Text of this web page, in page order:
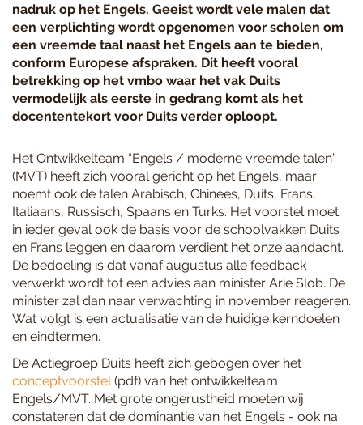
nadruk op het Engels. Geeist wordt vele malen dat
een verplichting wordt opgenomen voor scholen om
een vreemde taal naast het Engels aan te bieden,
conform Europese afspraken. Dit heeft vooral
betrekking op het vmbo waar het vak Duits
vermodelijk als eerste in gedrang komt als het
docententekort voor Duits verder oploopt.
Het Ontwikkelteam “Engels / moderne vreemde talen”
(MVT) heeft zich vooral gericht op het Engels, maar
noemt ook de talen Arabisch, Chinees, Duits, Frans,
Italiaans, Russisch, Spaans en Turks. Het voorstel moet
in ieder geval ook de basis voor de schoolvakken Duits
en Frans leggen en daarom verdient het onze aandacht.
De bedoeling is dat vanaf augustus alle feedback
verwerkt wordt tot een advies aan minister Arie Slob. De
minister zal dan naar verwachting in november reageren.
Wat volgt is een actualisatie van de huidige kerndoelen
en eindtermen.
De Actiegroep Duits heeft zich gebogen over het
conceptvoorstel(pdf) van het ontwikkelteam
Engels/MVT. Met grote ongerustheid moeten wij
constateren dat de dominantie van het Engels - ook na